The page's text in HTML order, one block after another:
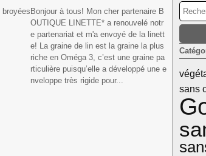
Bonjour à tous! Mon cher partenaire B
OUTIQUE LINETTE* a renouvelé notr
e partenariat et m'a envoyé de la linett
e! La graine de lin est la graine la plus
riche en Oméga 3, c’est une graine pa
rticulière puisqu’elle a développé une e
nveloppe très rigide pour...
sans